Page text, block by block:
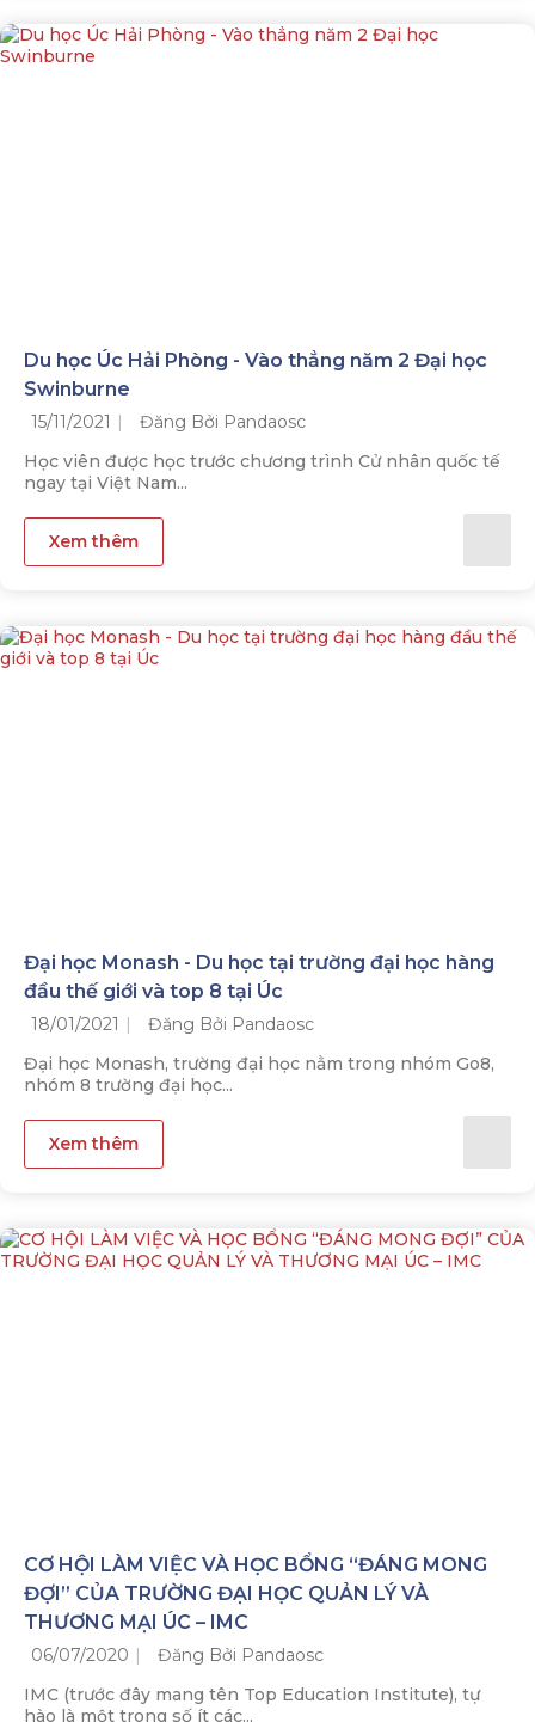
Du học Úc Hải Phòng - Vào thẳng năm 2 Đại học
Swinburne
15/11/2021
Đăng Bởi Pandaosc
Học viên được học trước chương trình Cử nhân quốc tế
ngay tại Việt Nam...
Xem thêm
Đại học Monash - Du học tại trường đại học hàng
đầu thế giới và top 8 tại Úc
18/01/2021
Đăng Bởi Pandaosc
Đại học Monash, trường đại học nằm trong nhóm Go8,
nhóm 8 trường đại học...
Xem thêm
CƠ HỘI LÀM VIỆC VÀ HỌC BỔNG “ĐÁNG MONG
ĐỢI” CỦA TRƯỜNG ĐẠI HỌC QUẢN LÝ VÀ
THƯƠNG MẠI ÚC – IMC
06/07/2020
Đăng Bởi Pandaosc
IMC (trước đây mang tên Top Education Institute), tự
hào là một trong số ít các...